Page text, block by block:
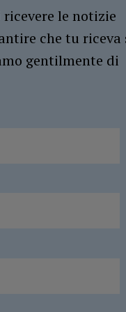
le notizie
che tu riceva
gentilmente di